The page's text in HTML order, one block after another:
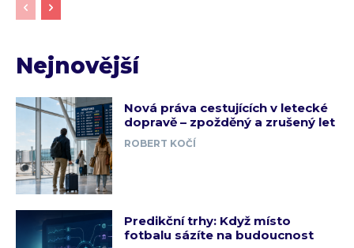
Nejnovější
Nová práva cestujících v letecké
dopravě – zpožděný a zrušený let
ROBERT KOČÍ
Predikční trhy: Když místo
fotbalu sázíte na budoucnost